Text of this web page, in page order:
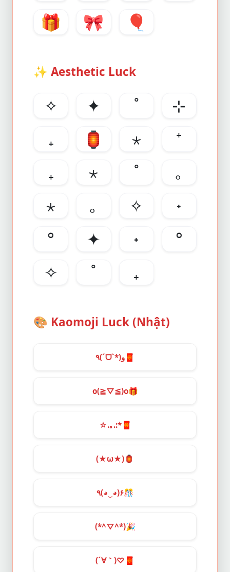
🎁
🎀 🎈
✨ Aesthetic Luck
✧ ✦ ˚
⊹
₊
🏮 ⋆
⁺
₊
⋆ ˚
｡
⋆
｡ ✧
˖
°
✦ ˖
°
✧
˚ ₊
🎨 Kaomoji Luck (Nhật)
٩(ˊᗜˋ*)و 🧧
o(≧▽≦)o🎁
☆.｡.:*🧧
(★ω★) 🏮
٩(◕‿◕)۶🎊
(*^▽^*)🎉
(´∀｀)♡ 🧧